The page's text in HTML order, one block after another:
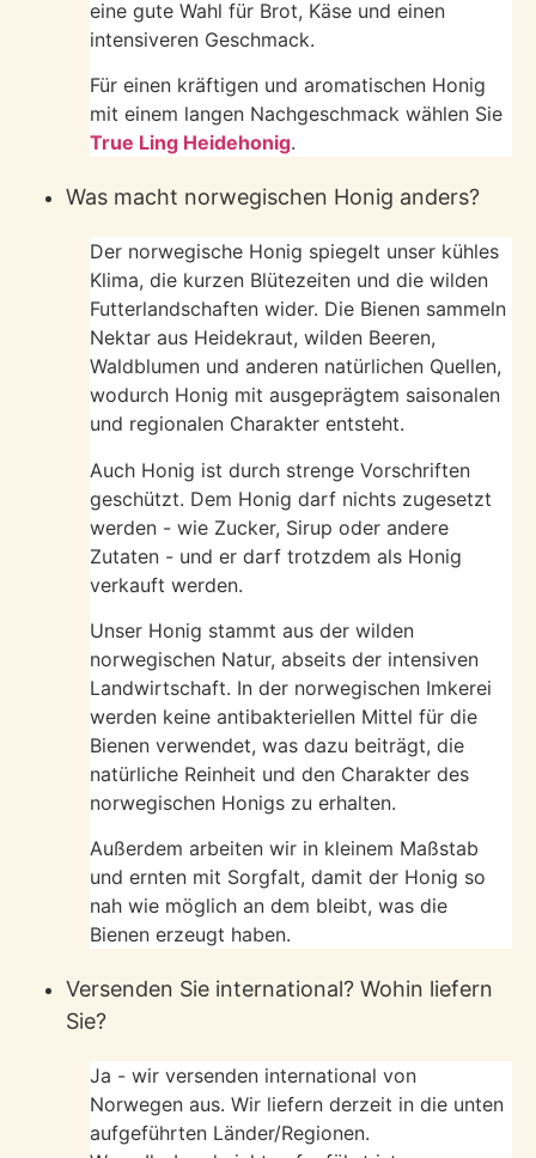
eine gute Wahl für Brot, Käse und einen
intensiveren Geschmack.
Für einen kräftigen und aromatischen Honig
mit einem langen Nachgeschmack wählen Sie
True Ling Heidehonig.
Was macht norwegischen Honig anders?
Der norwegische Honig spiegelt unser kühles
Klima, die kurzen Blütezeiten und die wilden
Futterlandschaften wider. Die Bienen sammeln
Nektar aus Heidekraut, wilden Beeren,
Waldblumen und anderen natürlichen Quellen,
wodurch Honig mit ausgeprägtem saisonalen
und regionalen Charakter entsteht.
Auch Honig ist durch strenge Vorschriften
geschützt. Dem Honig darf nichts zugesetzt
werden - wie Zucker, Sirup oder andere
Zutaten - und er darf trotzdem als Honig
verkauft werden.
Unser Honig stammt aus der wilden
norwegischen Natur, abseits der intensiven
Landwirtschaft. In der norwegischen Imkerei
werden keine antibakteriellen Mittel für die
Bienen verwendet, was dazu beiträgt, die
natürliche Reinheit und den Charakter des
norwegischen Honigs zu erhalten.
Außerdem arbeiten wir in kleinem Maßstab
und ernten mit Sorgfalt, damit der Honig so
nah wie möglich an dem bleibt, was die
Bienen erzeugt haben.
Versenden Sie international? Wohin liefern
Sie?
Ja - wir versenden international von
Norwegen aus. Wir liefern derzeit in die unten
aufgeführten Länder/Regionen.